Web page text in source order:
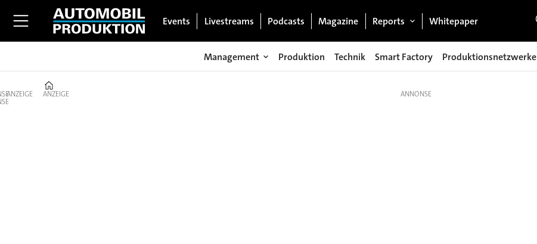
Events Livestreams Podcasts Magazine Reports Whitepaper
Management Produktion Technik Smart Factory Produktionsnetzwerke
ANZEIGE ANZEIGE